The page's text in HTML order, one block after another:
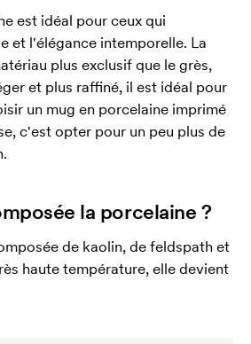
est idéal pour ceux qui
et l'élégance intemporelle. La
plus exclusif que le grès,
et plus raffiné, il est idéal pour
un mug en porcelaine imprimé
c'est opter pour un peu plus de
la porcelaine ?
de kaolin, de feldspath et
haute température, elle devient